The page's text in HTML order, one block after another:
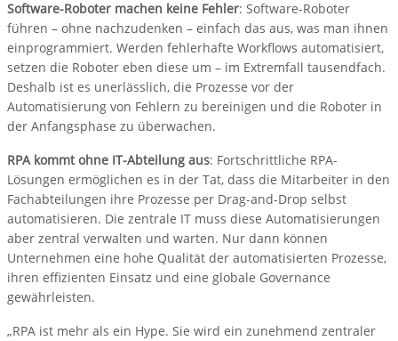
Software-Roboter machen keine Fehler: Software-Roboter
führen – ohne nachzudenken – einfach das aus, was man ihnen
einprogrammiert. Werden fehlerhafte Workflows automatisiert,
setzen die Roboter eben diese um – im Extremfall tausendfach.
Deshalb ist es unerlässlich, die Prozesse vor der
Automatisierung von Fehlern zu bereinigen und die Roboter in
der Anfangsphase zu überwachen.
RPA kommt ohne IT-Abteilung aus: Fortschrittliche RPA-
Lösungen ermöglichen es in der Tat, dass die Mitarbeiter in den
Fachabteilungen ihre Prozesse per Drag-and-Drop selbst
automatisieren. Die zentrale IT muss diese Automatisierungen
aber zentral verwalten und warten. Nur dann können
Unternehmen eine hohe Qualität der automatisierten Prozesse,
ihren effizienten Einsatz und eine globale Governance
gewährleisten.
„RPA ist mehr als ein Hype. Sie wird ein zunehmend zentraler